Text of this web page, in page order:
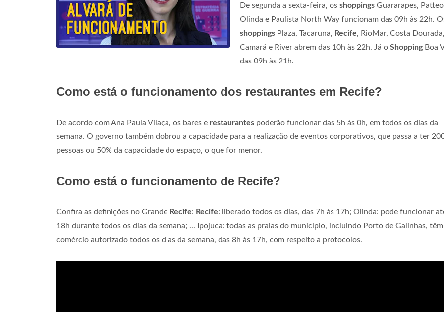
De segunda a sexta-feira, os shoppings Guararapes, Patteo
Olinda e Paulista North Way funcionam das 09h às 22h.
shoppings Plaza, Tacaruna, Recife, RioMar, Costa Dourada,
Camará e River abrem das 10h às 22h. Já o ShoppingBoa
das 09h às 21h.
Como está o funcionamento dos restaurantes em Recife?
De acordo com Ana Paula Vilaça, os bares e restaurantes poderão funcionar das 5h às 0h, em todos os dias da
semana. O governo também dobrou a capacidade para a realização de eventos corporativos, que passa a ter
pessoas ou 50% da capacidade do espaço, o que for menor.
Como está o funcionamento de Recife?
Confira as definições no Grande Recife: Recife: liberado todos os dias, das 7h às 17h; Olinda: pode funcionar
18h durante todos os dias da semana; ... Ipojuca: todas as praias do município, incluindo Porto de Galinhas, têm
comércio autorizado todos os dias da semana, das 8h às 17h, com respeito a protocolos.